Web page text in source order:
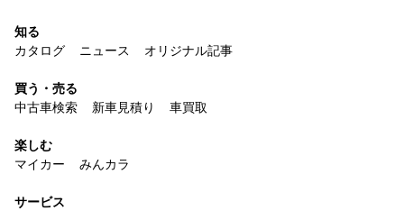
知る
カタログ
ニュース オリジナル記事
買う・売る
中古車検索
新車見積り 車買取
楽しむ
マイカー
みんカラ
サービス